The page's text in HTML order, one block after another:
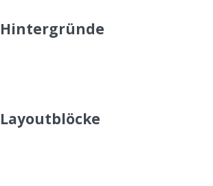
Hintergründe
Layoutblöcke